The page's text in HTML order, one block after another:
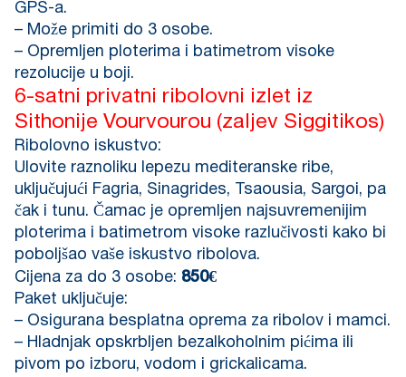
GPS-a.
– Može primiti do 3 osobe.
– Opremljen ploterima i batimetrom visoke
rezolucije u boji.
6-satni privatni ribolovni izlet iz
Sithonije Vourvourou (zaljev Siggitikos)
Ribolovno iskustvo:
Ulovite raznoliku lepezu mediteranske ribe,
uključujući Fagria, Sinagrides, Tsaousia, Sargoi, pa
čak i tunu. Čamac je opremljen najsuvremenijim
ploterima i batimetrom visoke razlučivosti kako bi
poboljšao vaše iskustvo ribolova.
Cijena za do 3 osobe: 850€
Paket uključuje:
– Osigurana besplatna oprema za ribolov i mamci.
– Hladnjak opskrbljen bezalkoholnim pićima ili
pivom po izboru, vodom i grickalicama.